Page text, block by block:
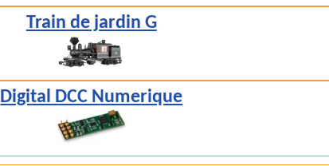
Train de jardin G
Digital DCC Numerique